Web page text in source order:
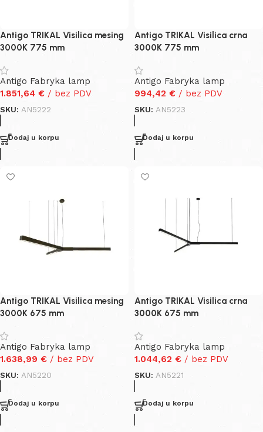
Antigo TRIKAL Visilica mesing
3000K 775 mm
Antigo Fabryka lamp
1.851,64 € / bez PDV
SKU: AN5222
Dodaj u korpu
Antigo TRIKAL Visilica crna
3000K 775 mm
Antigo Fabryka lamp
994,42 € / bez PDV
SKU: AN5223
Dodaj u korpu
Antigo TRIKAL Visilica mesing
3000K 675 mm
Antigo Fabryka lamp
1.638,99 € / bez PDV
SKU: AN5220
Dodaj u korpu
Antigo TRIKAL Visilica crna
3000K 675 mm
Antigo Fabryka lamp
1.044,62 € / bez PDV
SKU: AN5221
Dodaj u korpu